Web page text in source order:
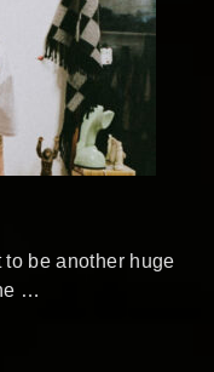
to be another huge
…